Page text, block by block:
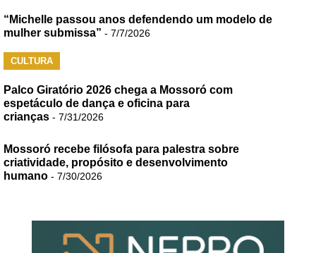
“Michelle passou anos defendendo um modelo de
mulher submissa” - 7/7/2026
CULTURA
Palco Giratório 2026 chega a Mossoró com
espetáculo de dança e oficina para
crianças - 7/31/2026
Mossoró recebe filósofa para palestra sobre
criatividade, propósito e desenvolvimento
humano - 7/30/2026